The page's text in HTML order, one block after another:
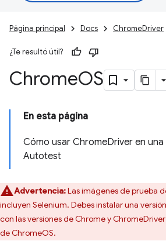
Página principal Docs ChromeDriver
¿Te resultó útil?
ChromeOS
En esta página
Cómo usar ChromeDriver en
Autotest
Advertencia:Las imágenes de prueba
incluyen Selenium. Debes instalar una
con las versiones de Chrome y
de ChromeOS.